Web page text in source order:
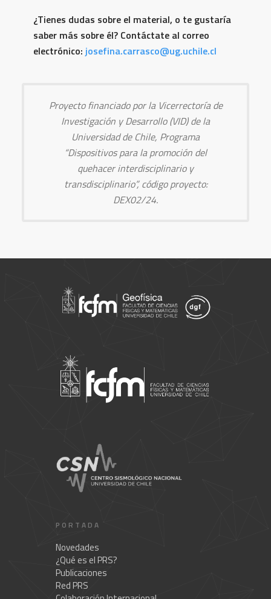
¿Tienes dudas sobre el material, o te gustaría
saber más sobre él? Contáctate al correo
electrónico: josefina.carrasco@ug.uchile.cl
Proyecto financiado por la Vicerrectoría de
Investigación y Desarrollo (VID) de la
Universidad de Chile, Programa
“Dispositivos para la promoción del
quehacer interdisciplinario y
transdisciplinario”, código proyecto:
DEX02/24.
PORTADA
Novedades
¿Qué es el PRS?
Publicaciones
Red PRS